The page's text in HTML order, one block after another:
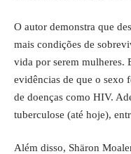
O autor demonstra que
mais condições de
vida por serem mulheres.
evidências de que o sexo
de doenças como HIV.
tuberculose (até hoje),
Além disso, Shäron